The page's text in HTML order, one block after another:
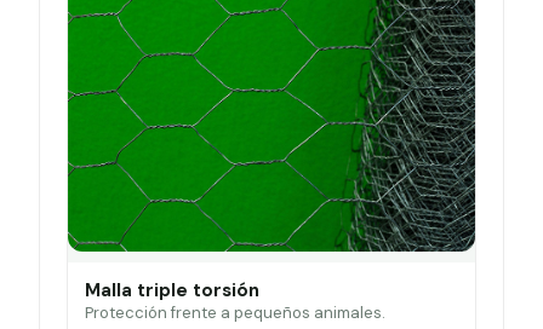
Malla triple torsión
Protección frente a pequeños animales.